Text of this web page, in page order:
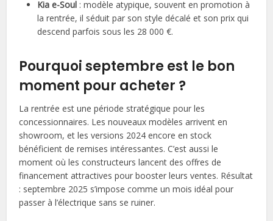
Kia e-Soul : modèle atypique, souvent en promotion à
la rentrée, il séduit par son style décalé et son prix qui
descend parfois sous les 28 000 €.
Pourquoi septembre est le bon
moment pour acheter ?
La rentrée est une période stratégique pour les
concessionnaires. Les nouveaux modèles arrivent en
showroom, et les versions 2024 encore en stock
bénéficient de remises intéressantes. C’est aussi le
moment où les constructeurs lancent des offres de
financement attractives pour booster leurs ventes. Résultat
: septembre 2025 s’impose comme un mois idéal pour
passer à l’électrique sans se ruiner.